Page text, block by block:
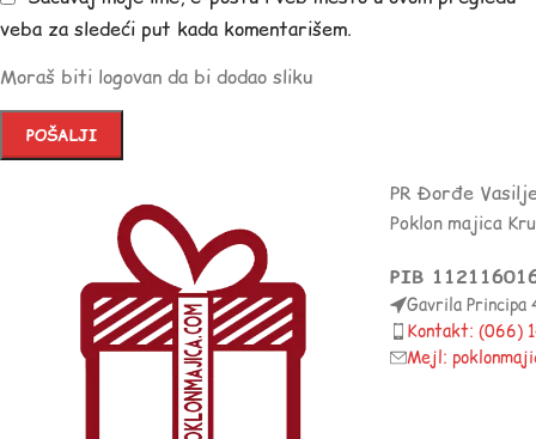
veba za sledeći put kada komentarišem.
Moraš biti logovan da bi dodao sliku
PR Đorđe
Poklon majica
PIB
Gavrila Principa
Kontakt: (066)
Mejl: